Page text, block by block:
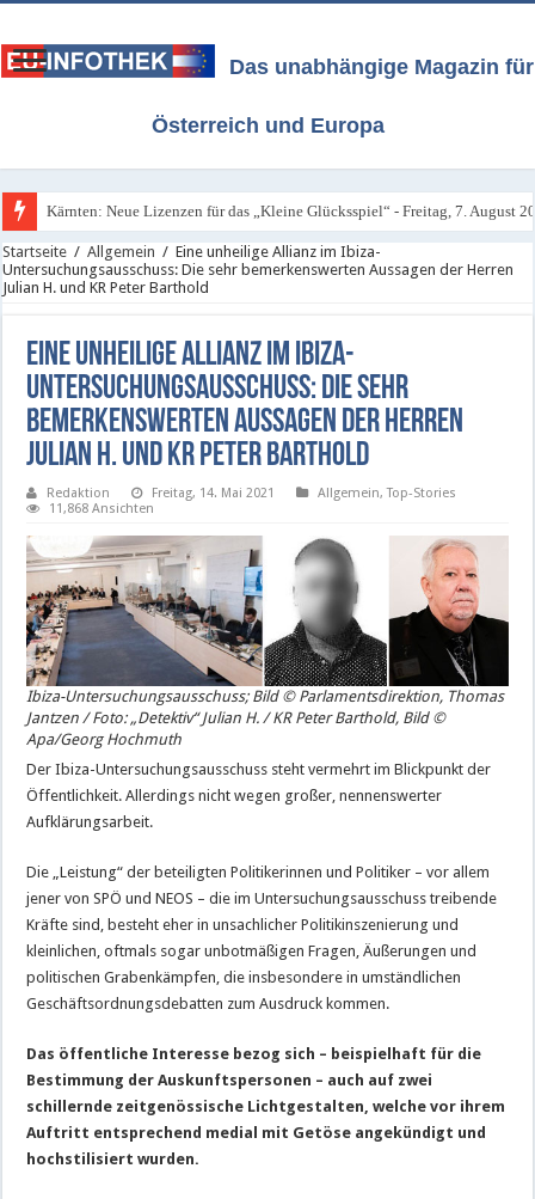
Das unabhängige Magazin für
Österreich und Europa
Kärnten: Neue Lizenzen für das „Kleine Glücksspiel“ - Freitag, 7. August
Alle Infos über Österreichs neues Glücksspiel-Gesetz / Stand 4. August
Startseite / Allgemein / Eine unheilige Allianz im Ibiza-
Untersuchungsausschuss: Die sehr bemerkenswerten Aussagen der Herren
Julian H. und KR Peter Barthold
Eine unheilige Allianz im Ibiza-
Untersuchungsausschuss: Die sehr
bemerkenswerten Aussagen der Herren
Julian H. und KR Peter Barthold
Redaktion Freitag, 14. Mai 2021 Allgemein,Top-Stories
11,868 Ansichten
Ibiza-Untersuchungsausschuss; Bild © Parlamentsdirektion, Thomas
Jantzen / Foto: „Detektiv“ Julian H. / KR Peter Barthold, Bild ©
Apa/Georg Hochmuth
Der Ibiza-Untersuchungsausschuss steht vermehrt im Blickpunkt der
Öffentlichkeit. Allerdings nicht wegen großer, nennenswerter
Aufklärungsarbeit.
Die „Leistung“ der beteiligten Politikerinnen und Politiker – vor allem
jener von SPÖ und NEOS – die im Untersuchungsausschuss treibende
Kräfte sind, besteht eher in unsachlicher Politikinszenierung und
kleinlichen, oftmals sogar unbotmäßigen Fragen, Äußerungen und
politischen Grabenkämpfen, die insbesondere in umständlichen
Geschäftsordnungsdebatten zum Ausdruck kommen.
Das öffentliche Interesse bezog sich – beispielhaft für die
Bestimmung der Auskunftspersonen – auch auf zwei
schillernde zeitgenössische Lichtgestalten, welche vor ihrem
Auftritt entsprechend medial mit Getöse angekündigt und
hochstilisiert wurden.